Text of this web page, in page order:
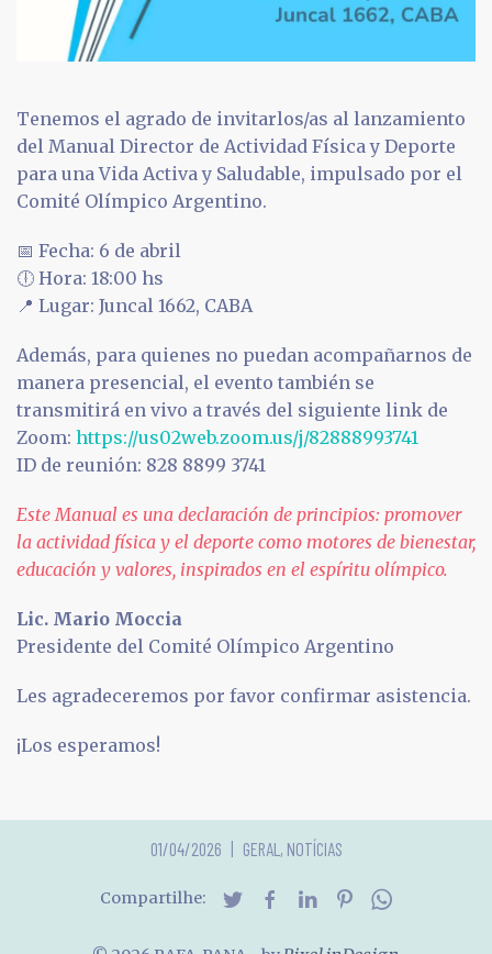
Tenemos el agrado de invitarlos/as al lanzamiento
del Manual Director de Actividad Física y Deporte
para una Vida Activa y Saludable, impulsado por el
Comité Olímpico Argentino.
📅 Fecha: 6 de abril
🕕 Hora: 18:00 hs
📍 Lugar: Juncal 1662, CABA
Además, para quienes no puedan acompañarnos de
manera presencial, el evento también se
transmitirá en vivo a través del siguiente link de
Zoom: https://us02web.zoom.us/j/82888993741
ID de reunión: 828 8899 3741
Este Manual es una declaración de principios: promover
la actividad física y el deporte como motores de bienestar,
educación y valores, inspirados en el espíritu olímpico.
Lic. Mario Moccia
Presidente del Comité Olímpico Argentino
Les agradeceremos por favor confirmar asistencia.
¡Los esperamos!
01/04/2026 GERAL , NOTÍCIAS
Compartilhe: